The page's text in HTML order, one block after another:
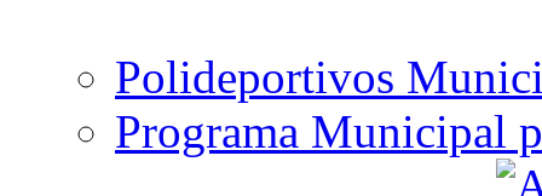
Polideportivos
Programa Municipal